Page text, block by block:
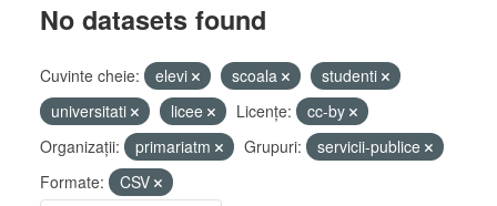
No datasets found
Cuvinte cheie: elevi scoala
studenti
universitati
licee Licenţe:
cc-by
Organizații:
primariatm Grupuri:
servicii-publice
Formate:
CSV